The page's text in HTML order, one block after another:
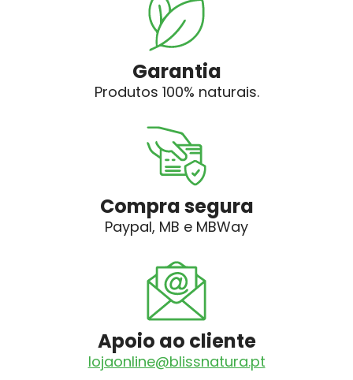
Garantia
Produtos 100% naturais.
Compra segura
Paypal, MB e MBWay
Apoio ao cliente
lojaonline@blissnatura.pt